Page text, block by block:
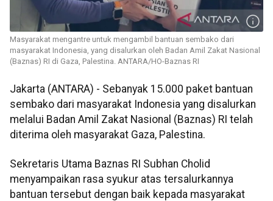
Masyarakat mengantre untuk mengambil bantuan sembako dari
masyarakat Indonesia, yang disalurkan oleh Badan Amil Zakat Nasional
(Baznas) RI di Gaza, Palestina. ANTARA/HO-Baznas RI
Jakarta (ANTARA) - Sebanyak 15.000 paket bantuan
sembako dari masyarakat Indonesia yang disalurkan
melalui Badan Amil Zakat Nasional (Baznas) RI telah
diterima oleh masyarakat Gaza, Palestina.
Sekretaris Utama Baznas RI Subhan Cholid
menyampaikan rasa syukur atas tersalurkannya
bantuan tersebut dengan baik kepada masyarakat